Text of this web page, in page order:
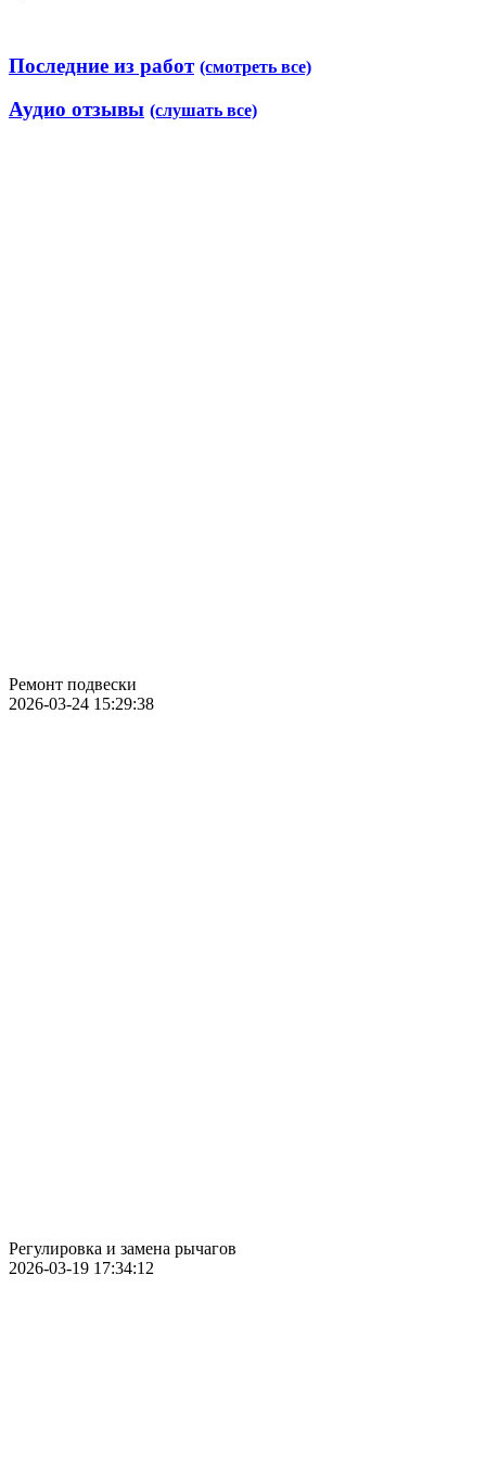
Последние из работ (смотреть все)
Аудио отзывы (слушать все)
Ремонт подвески
2026-03-24 15:29:38
Регулировка и замена рычагов
2026-03-19 17:34:12